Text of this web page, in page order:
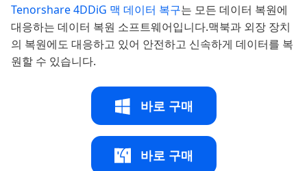
Tenorshare 4DDiG 맥 데이터 복구는 모든 데이터 복원에
대응하는 데이터 복원 소프트웨어입니다.맥북과 외장 장치
의 복원에도 대응하고 있어 안전하고 신속하게 데이터를 복
원할 수 있습니다.
바로 구매
바로 구매